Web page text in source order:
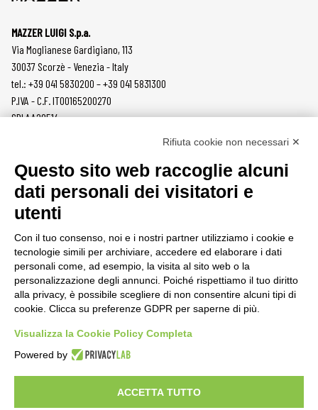
MAZZER LUIGI S.p.a.
Via Moglianese Gardigiano, 113
30037 Scorzè - Venezia - Italy
tel.: +39 041 5830200 – +39 041 5831300
P.IVA - C.F. IT00165200270
SDI AA2O514
MACINACAFFÈ
ON DEMAND
DOSATORI
MACINE
ACCESSORI
AZIENDA
NEWS
PRIVACY POLICY
SEGNALAZIONI
AREA CLIENTI
CONDIZIONI DI VENDITA
RAEE
Rifiuta cookie non necessari ✕
Questo sito web raccoglie alcuni
dati personali dei visitatori e
utenti
Con il tuo consenso, noi e i nostri partner utilizziamo i cookie e
tecnologie simili per archiviare, accedere ed elaborare i dati
personali come, ad esempio, la visita al sito web o la
personalizzazione degli annunci. Poiché rispettiamo il tuo diritto
alla privacy, è possibile scegliere di non consentire alcuni tipi di
cookie. Clicca su preferenze GDPR per saperne di più.
Visualizza la Cookie Policy Completa
Powered by
ACCETTA TUTTO